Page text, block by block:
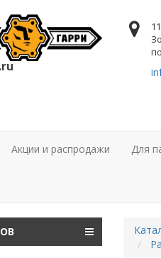
Акции и распродажи Для